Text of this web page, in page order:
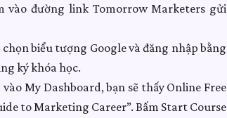
vào đường link Tomorrow Marketers gửi
chọn biểu tượng Google và đăng nhập bằng
ký khóa học.
vào My Dashboard, bạn sẽ thấy Online Free
to Marketing Career”. Bấm Start Course